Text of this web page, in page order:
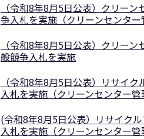
（令和8年8月5日公表）クリー
争入札を実施（クリーンセンター
（令和8年8月5日公表）クリー
般競争入札を実施
（令和8年8月5日公表）リサイ
入札を実施（クリーンセンター管
(令和8年8月5日公表）リサイク
入札を実施（クリーンセンター管